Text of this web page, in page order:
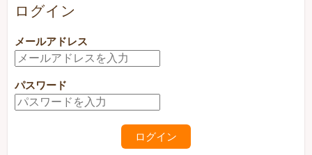
ログイン
メールアドレス
パスワード